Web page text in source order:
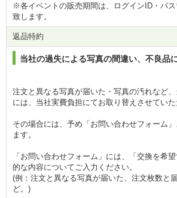
※各イベントの販売期間は、ログインID・パ
致します。
返品特約
当社の過失による写真の間違い、不良品
注文と異なる写真が届いた・写真の汚れなど
には、当社実費負担にてお取り替えさせていた
その場合には、予め「お問い合わせフォーム
ます。
「お問い合わせフォーム」には、「交換を希
的な内容についてご入力ください。
(例：注文と異なる写真が届いた、注文枚数と
ど。)